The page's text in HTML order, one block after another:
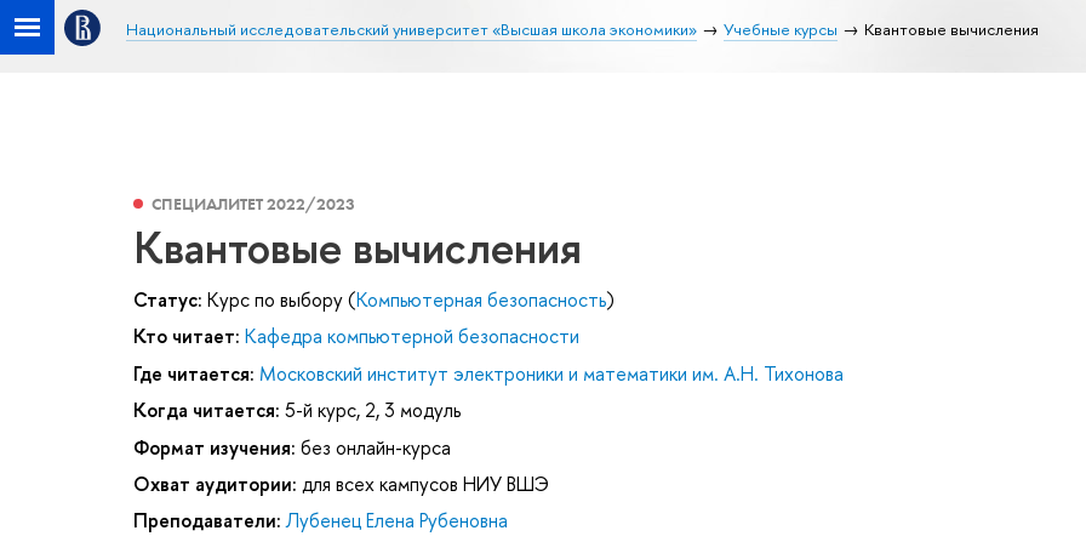
Национальный исследовательский университет «Высшая школа экономики» Учебные курсы Квантовые вычисления
СПЕЦИАЛИТЕТ 2022/2023
Квантовые вычисления
Статус: Курс по выбору (Компьютерная безопасность)
Кто читает: Кафедра компьютерной безопасности
Где читается: Московский институт электроники и математики им. А.Н. Тихонова
Когда читается: 5-й курс, 2, 3 модуль
Формат изучения: без онлайн-курса
Охват аудитории: для всех кампусов НИУ ВШЭ
Преподаватели: Лубенец Елена Рубеновна